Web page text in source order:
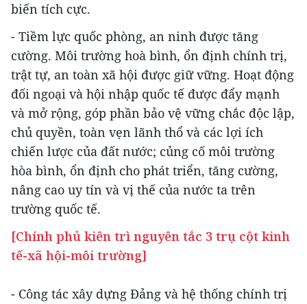
biến tích cực.
- Tiềm lực quốc phòng, an ninh được tăng
cường. Môi trường hoà bình, ổn định chính trị,
trật tự, an toàn xã hội được giữ vững. Hoạt động
đối ngoại và hội nhập quốc tế được đẩy mạnh
và mở rộng, góp phần bảo vệ vững chắc độc lập,
chủ quyền, toàn vẹn lãnh thổ và các lợi ích
chiến lược của đất nước; củng cố môi trường
hòa bình, ổn định cho phát triển, tăng cường,
nâng cao uy tín và vị thế của nước ta trên
trường quốc tế.
[Chính phủ kiên trì nguyên tắc 3 trụ cột kinh
tế-xã hội-môi trường]
- Công tác xây dựng Đảng và hệ thống chính trị